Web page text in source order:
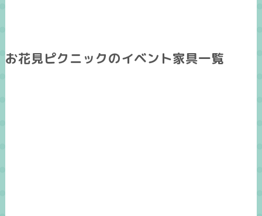
お花見ピクニックのイベント家具一覧